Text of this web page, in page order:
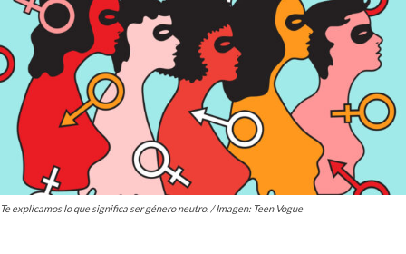
Te explicamos lo que significa ser género neutro. / Imagen: Teen Vogue